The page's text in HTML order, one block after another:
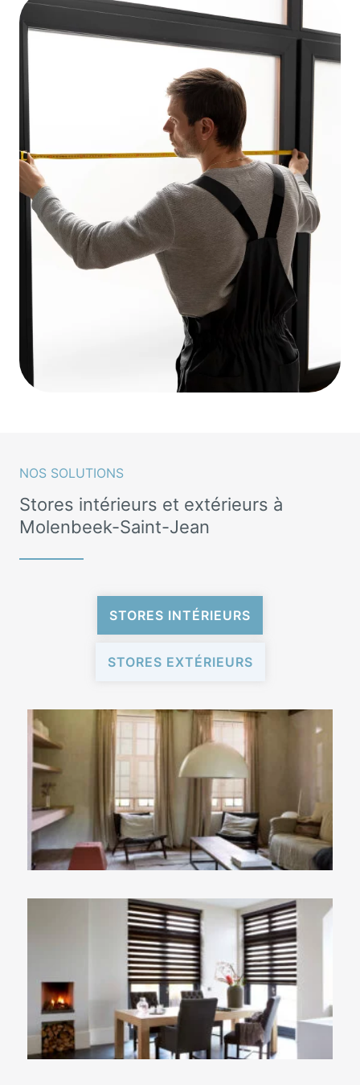
NOS SOLUTIONS
Stores intérieurs et extérieurs à
Molenbeek-Saint-Jean
STORES INTÉRIEURS
STORES EXTÉRIEURS